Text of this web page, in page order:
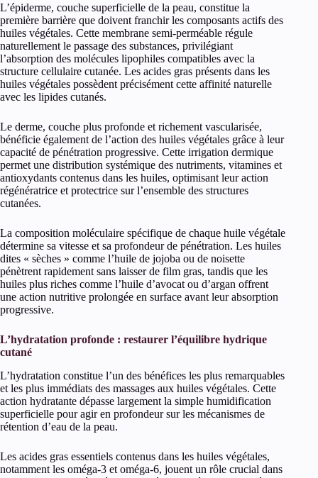
L’épiderme, couche superficielle de la peau, constitue la
première barrière que doivent franchir les composants actifs des
huiles végétales. Cette membrane semi-perméable régule
naturellement le passage des substances, privilégiant
l’absorption des molécules lipophiles compatibles avec la
structure cellulaire cutanée. Les acides gras présents dans les
huiles végétales possèdent précisément cette affinité naturelle
avec les lipides cutanés.
Le derme, couche plus profonde et richement vascularisée,
bénéficie également de l’action des huiles végétales grâce à leur
capacité de pénétration progressive. Cette irrigation dermique
permet une distribution systémique des nutriments, vitamines et
antioxydants contenus dans les huiles, optimisant leur action
régénératrice et protectrice sur l’ensemble des structures
cutanées.
La composition moléculaire spécifique de chaque huile végétale
détermine sa vitesse et sa profondeur de pénétration. Les huiles
dites « sèches » comme l’huile de jojoba ou de noisette
pénètrent rapidement sans laisser de film gras, tandis que les
huiles plus riches comme l’huile d’avocat ou d’argan offrent
une action nutritive prolongée en surface avant leur absorption
progressive.
L’hydratation profonde : restaurer l’équilibre hydrique
cutané
L’hydratation constitue l’un des bénéfices les plus remarquables
et les plus immédiats des massages aux huiles végétales. Cette
action hydratante dépasse largement la simple humidification
superficielle pour agir en profondeur sur les mécanismes de
rétention d’eau de la peau.
Les acides gras essentiels contenus dans les huiles végétales,
notamment les oméga-3 et oméga-6, jouent un rôle crucial dans